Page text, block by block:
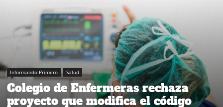
Informando Primero Salud
Colegio de Enfermeras rechaza
proyecto que modifica el código